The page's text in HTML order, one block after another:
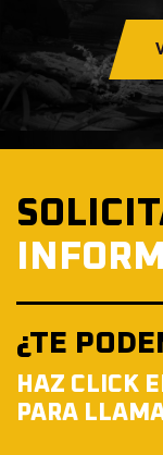
¿TE
HAZ CLICK
PARA